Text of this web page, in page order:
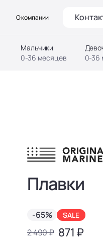
Мальчики
0-36 месяцев
0-36
О компании
Плавки
-65% SALE
2 490 ₽ 871 ₽